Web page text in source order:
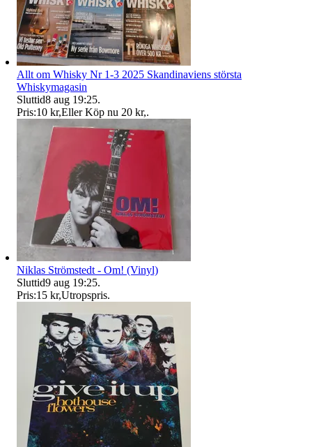
Allt om Whisky Nr 1-3 2025 Skandinaviens största
Whiskymagasin
Sluttid8 aug 19:25.
Pris:10 kr,Eller Köp nu 20 kr,.
Niklas Strömstedt - Om! (Vinyl)
Sluttid9 aug 19:25.
Pris:15 kr,Utropspris.